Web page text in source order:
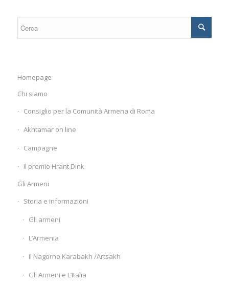
Homepage
Chi siamo
Consiglio per la Comunità Armena di Roma
Akhtamar on line
Campagne
Il premio Hrant Dink
Gli Armeni
Storia e informazioni
Gli armeni
L’Armenia
Il Nagorno Karabakh /Artsakh
Gli Armeni e L’Italia